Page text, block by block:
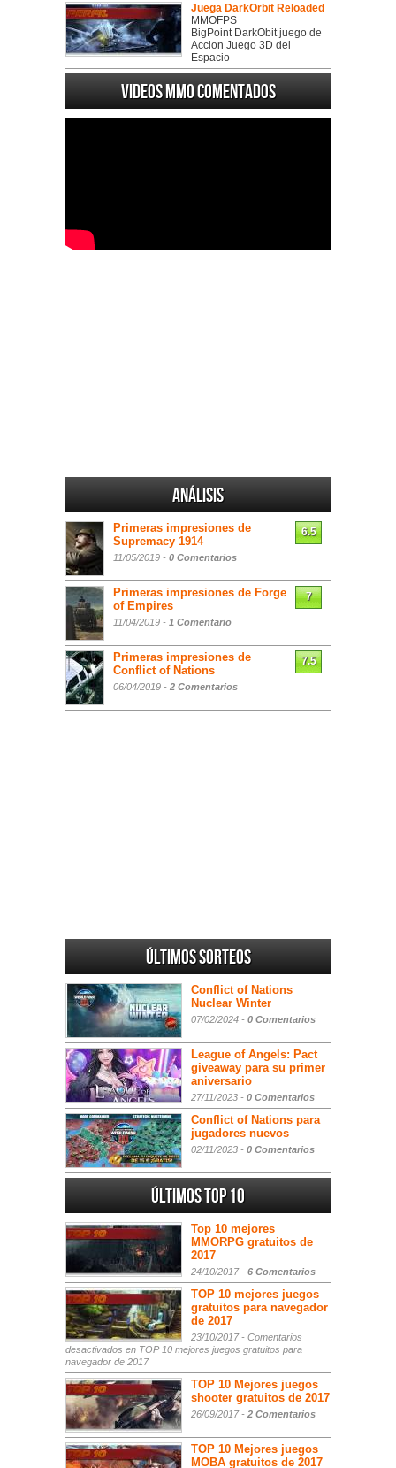
Juega DarkOrbit Reloaded
MMOFPS
BigPoint DarkObit juego de
Accion Juego 3D del
Espacio
Videos MMO Comentados
Análisis
Primeras impresiones de
Supremacy 1914
11/05/2019 - 0 Comentarios
6.5
Primeras impresiones de Forge
of Empires
11/04/2019 - 1 Comentario
7
Primeras impresiones de
Conflict of Nations
06/04/2019 - 2 Comentarios
7.5
Últimos sorteos
Conflict of Nations
Nuclear Winter
07/02/2024 - 0 Comentarios
League of Angels: Pact
giveaway para su primer
aniversario
27/11/2023 - 0 Comentarios
Conflict of Nations para
jugadores nuevos
02/11/2023 - 0 Comentarios
Últimos Top 10
Top 10 mejores
MMORPG gratuitos de
2017
24/10/2017 - 6 Comentarios
TOP 10 mejores juegos
gratuitos para navegador
de 2017
23/10/2017 - Comentarios
desactivados en TOP 10 mejores juegos gratuitos para
navegador de 2017
TOP 10 Mejores juegos
shooter gratuitos de 2017
26/09/2017 - 2 Comentarios
TOP 10 Mejores juegos
MOBA gratuitos de 2017